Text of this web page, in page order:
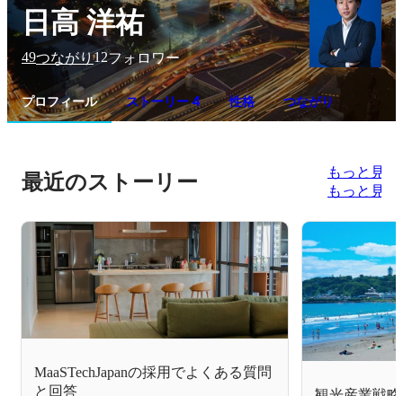
日高 洋祐
49つながり12フォロワー
プロフィール ストーリー 4 性格 つながり
最近のストーリー
もっと見る
もっと見る
MaaSTechJapanの採用でよくある質問
と回答